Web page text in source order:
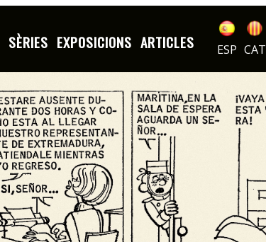
SÈRIES EXPOSICIONS ARTICLES ESP CAT